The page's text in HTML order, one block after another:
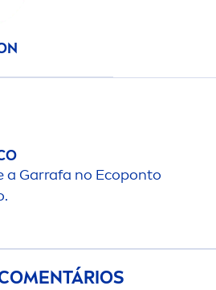
a Garrafa no Ecoponto
MENTÁRIOS